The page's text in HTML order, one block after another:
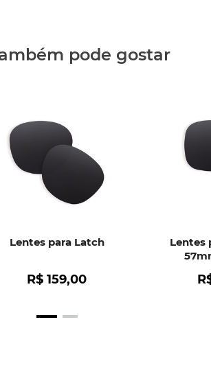
•
pode gostar
Lentes para Latch
R$ 159,00
Lentes